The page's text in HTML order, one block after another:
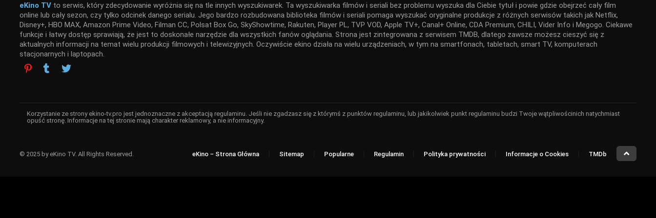
eKino TV to serwis, który zdecydowanie wyróżnia się na tle innych wyszukiwarek. Ta wyszukiwarka filmów i seriali bez problemu wyszuka dla Ciebie tytuł i powie gdzie obejrzeć cały film
online lub cały sezon, czy tylko odcinek danego serialu. Jego bardzo rozbudowana biblioteka filmów i seriali pomaga wyszukać oryginalne produkcje z różnych serwisów takich jak Netflix,
Disney+, HBO MAX, Amazon Prime Video, Filman CC, Polsat Box Go, SkyShowtime, Rakuten, Player PL, TVP VOD, Apple TV+, Canal+ Online, CDA Premium, CHILI, Vider Info i Megogo. Ciekawe
funkcje i łatwy dostęp sprawiają, że jest to doskonałe narzędzie dla wszystkich fanów oglądania. Strona jest zintegrowana z serwisem TMDB, dlatego zawsze możesz cieszyć się z
aktualnych informacji na temat wielu produkcji filmowych i telewizyjnych. Oczywiście ekino działa na wielu urządzeniach, w tym na smartfonach, tabletach, smart TV, komputerach
stacjonarnych i laptopach.
Korzystanie ze strony ekino-tv.pro jest jednoznaczne z akceptacją regulaminu. Jeśli nie zgadzasz się z którymś z punktów regulaminu, lub jakikolwiek punkt regulaminu budzi Twoje wątpliwościnich natychmiast
opuść stronę. Informacje na tej stronie mają charakter reklamowy, a nie informacyjny.
© 2025 by eKino TV. All Rights Reserved. eKino – Strona Główna Sitemap Popularne Regulamin Polityka prywatności Informacje o Cookies TMDb